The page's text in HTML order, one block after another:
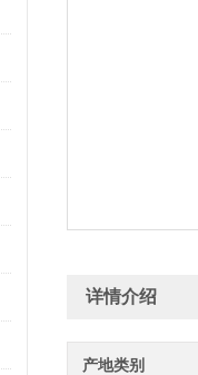
详情介绍
产地类别